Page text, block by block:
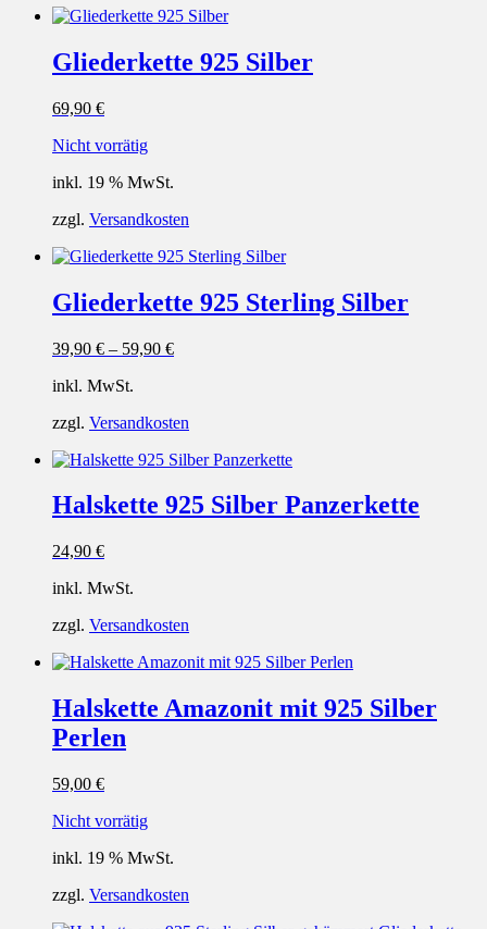
Gliederkette 925 Silber
69,90 €
Nicht vorrätig
inkl. 19 % MwSt.
zzgl. Versandkosten
Gliederkette 925 Sterling Silber
39,90 € – 59,90 €
inkl. MwSt.
zzgl. Versandkosten
Halskette 925 Silber Panzerkette
24,90 €
inkl. MwSt.
zzgl. Versandkosten
Halskette Amazonit mit 925 Silber
Perlen
59,00 €
Nicht vorrätig
inkl. 19 % MwSt.
zzgl. Versandkosten